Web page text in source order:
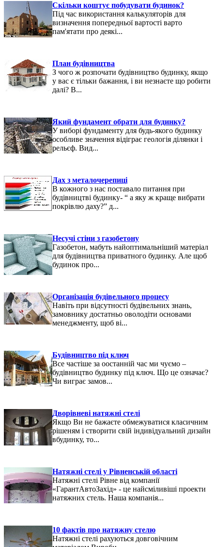
Скільки коштує побудувати будинок?
Під час використання калькуляторів для
визначення попередньої вартості варто
пам'ятати про деякі...
План будівництва
З чого ж розпочати будівництво будинку, якщо
у вас є тільки бажання, і ви незнаєте що робити
далі? В...
Який фундамент обрати для будинку?
У виборі фундаменту для будь-якого будинку
особливе значення відіграє геологія ділянки і
рельєф. Вид...
Дах з металочерепиці
В кожного з нас поставало питання при
будівництві будинку- “ а яку ж краще вибрати
покрівлю даху?” д...
Несучі стіни з газобетону
Газобетон, мабуть найоптимальніший матеріал
для будівництва приватного будинку. Але щоб
будинок про...
Організація будівельного процесу
Навіть при відсутності будівельних знань,
замовнику достатньо оволодіти основами
менеджменту, щоб ві...
Будівництво під ключ
Все частіше за оостанній час ми чуємо –
будівництво будинку під ключ. Що це означає?
Чи виграє замов...
Дворівневі натяжні стелі
Якщо Ви не бажаєте обмежуватися класичним
рішеням і створити свій індивідуальний дизайн
вбудинку, то...
Натяжні стелі у Рівненській області
Натяжні стелі Рівне від компанії
«ГарантАвтоЗахід» - це найсміливіші проекти
натяжних стель. Наша компанія...
10 фактів про натяжну стелю
Натяжні стелі рахуються довговічним